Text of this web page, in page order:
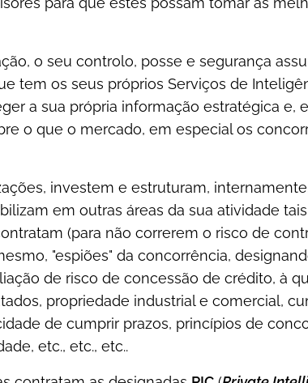
o seu controlo, posse e segurança
tem os seus próprios Serviços de
a sua própria informação estratégica e,
o que o mercado, em especial os
investem e estruturam,
em outras áreas da sua atividade
(para não correrem o risco de
"espiões" da concorrência,
de risco de concessão de crédito, à
propriedade industrial e comercial,
de cumprir prazos, princípios de
etc., etc., etc..